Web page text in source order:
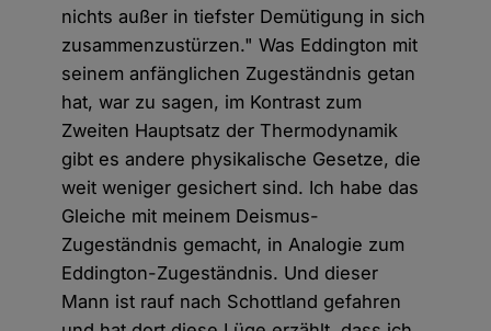
nichts außer in tiefster Demütigung in sich
zusammenzustürzen." Was Eddington mit
seinem anfänglichen Zugeständnis getan
hat, war zu sagen, im Kontrast zum
Zweiten Hauptsatz der Thermodynamik
gibt es andere physikalische Gesetze, die
weit weniger gesichert sind. Ich habe das
Gleiche mit meinem Deismus-
Zugeständnis gemacht, in Analogie zum
Eddington-Zugeständnis. Und dieser
Mann ist rauf nach Schottland gefahren